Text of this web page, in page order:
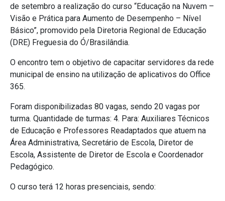
de setembro a realização do curso “Educação na Nuvem –
Visão e Prática para Aumento de Desempenho – Nível
Básico”, promovido pela Diretoria Regional de Educação
(DRE) Freguesia do Ó/Brasilândia.
O encontro tem o objetivo de capacitar servidores da rede
municipal de ensino na utilização de aplicativos do Office
365.
Foram disponibilizadas 80 vagas, sendo 20 vagas por
turma. Quantidade de turmas: 4. Para: Auxiliares Técnicos
de Educação e Professores Readaptados que atuem na
Área Administrativa, Secretário de Escola, Diretor de
Escola, Assistente de Diretor de Escola e Coordenador
Pedagógico.
O curso terá 12 horas presenciais, sendo: